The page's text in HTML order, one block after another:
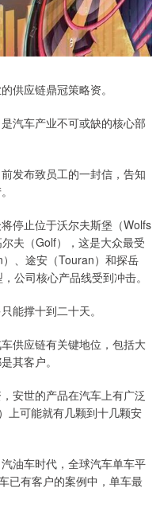
供应链鼎冠策略资。
汽车产业不可或缺的核心部
发布致员工的一封信，告知
停止位于沃尔夫斯堡（Wolfs
夫（Golf），这是大众最受
、途安（Touran）和探岳
公司核心产品线受到冲击。
能撑十到二十天。
供应链有关键地位，包括大
其客户。
安世的产品在汽车上有广泛
上可能就有几颗到十几颗安
油车时代，全球汽车单车平
已有客户的案例中，单车最